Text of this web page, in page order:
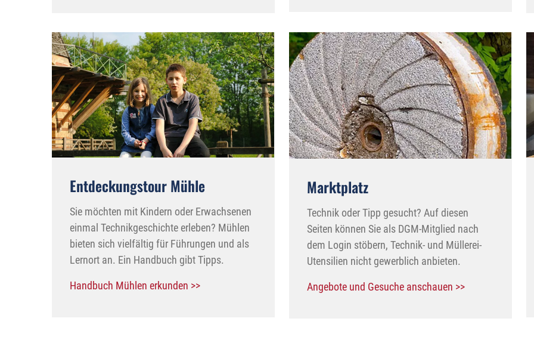
Entdeckungstour Mühle
Sie möchten mit Kindern oder Erwachsenen
einmal Technikgeschichte erleben? Mühlen
bieten sich vielfältig für Führungen und als
Lernort an. Ein Handbuch gibt Tipps.
Handbuch Mühlen erkunden >>
Marktplatz
Technik oder Tipp gesucht? Auf diesen
Seiten können Sie als DGM-Mitglied nach
dem Login stöbern, Technik- und Müllerei-
Utensilien nicht gewerblich anbieten.
Angebote und Gesuche anschauen >>